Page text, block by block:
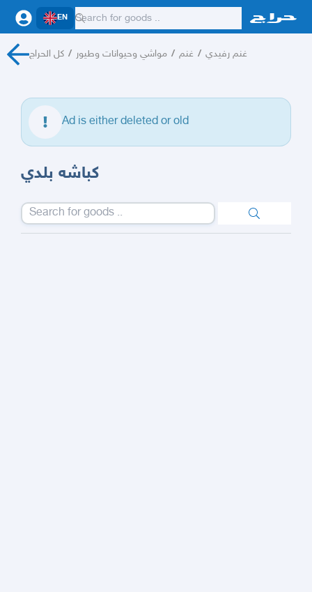
EN
كل الحراج / مواشي وحيوانات وطيور / غنم / غنم رفيدي
Ad is either deleted or old
كباشه بلدي